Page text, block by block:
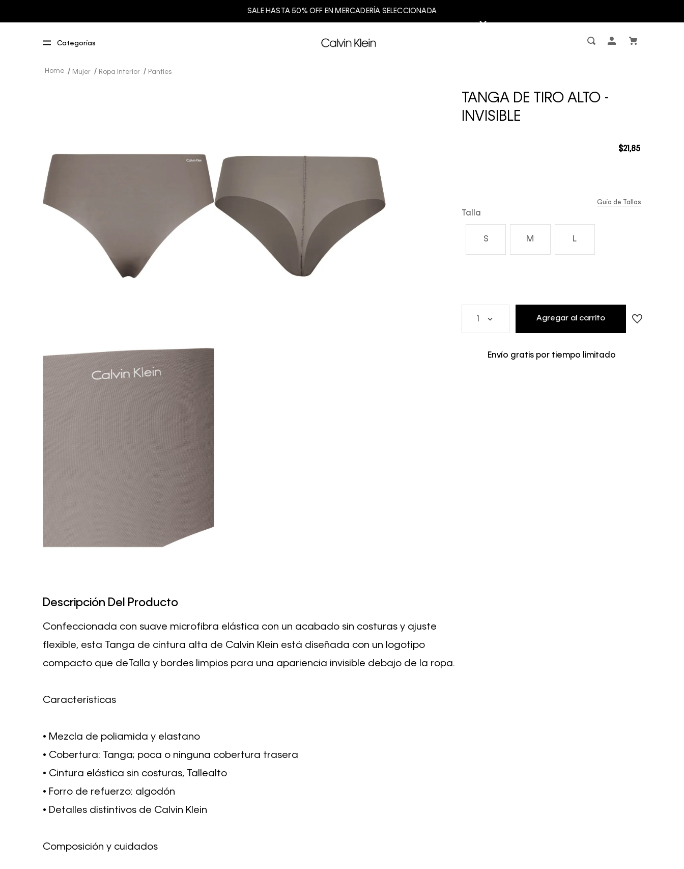
SALE HASTA 50% OFF EN MERCADERÍA SELECCIONADA
Mujer Ropa Interior Panties
TANGA DE TIRO ALTO -
INVISIBLE
$21 ,85
Talla
S M L
Guía de Tallas
Agregar al carrito
Envío gratis por tiempo limitado
Descripción Del Producto
Confeccionada con suave microfibra elástica con un acabado sin costuras y ajuste
flexible, esta Tanga de cintura alta de Calvin Klein está diseñada con un logotipo
compacto que deTalla y bordes limpios para una apariencia invisible debajo de la ropa.
Características
• Mezcla de poliamida y elastano
• Cobertura: Tanga; poca o ninguna cobertura trasera
• Cintura elástica sin costuras, Tallealto
• Forro de refuerzo: algodón
• Detalles distintivos de Calvin Klein
Composición y cuidados